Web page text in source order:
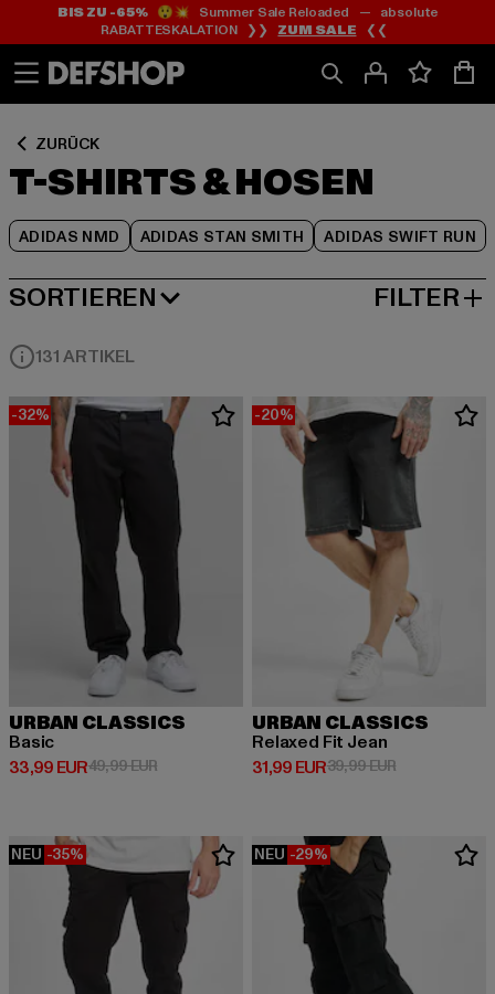
Zum
Inhalt
springen
Zum
Fußzeile
springen
BIS ZU -65%😲💥 Summer Sale Reloaded — absolute
RABATTESKALATION ❯❯ ZUM SALE ❮❮
ZURÜCK
T-SHIRTS & HOSEN
ADIDAS NMD ADIDAS STAN SMITH ADIDAS SWIFT RUN
Zum
Produktraster
springen
SORTIEREN
BELIEBTESTE FILTER
131 ARTIKEL
-32%
URBAN CLASSICS
Basic
33,99 EUR
Derzeitiger Preis: 33,99 EUR
49,99 EURAktionspreis: 49,99 EUR
-20%
URBAN CLASSICS
Relaxed Fit Jean
31,99 EUR
Derzeitiger Preis: 31,99 EUR
39,99 EURAktionspreis:
NEU -35% NEU -29%